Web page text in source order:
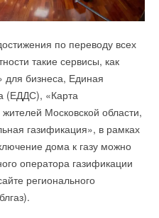
по переводу всех
такие сервисы, как
для бизнеса, Единая
(ЕДДС), «Карта
Московской области,
газификация», в рамках
дома к газу можно
оператора газификации
регионального
который будет введен
ИКСЭл» научно-
открыть до 100
и конструкторов.
определительных
но основная
для
что значительно
документов